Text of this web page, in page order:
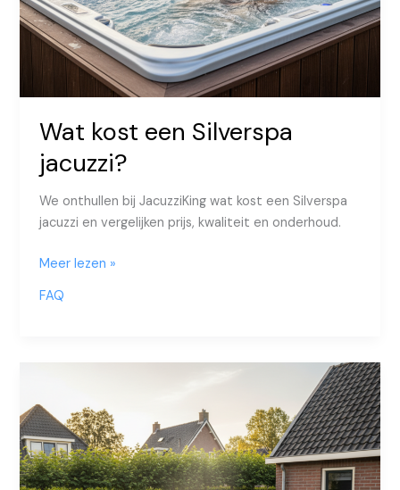
Wat kost een Silverspa
jacuzzi?
We onthullen bij JacuzziKing wat kost een Silverspa
jacuzzi en vergelijken prijs, kwaliteit en onderhoud.
Wat
een
Meer lezen »
FAQ